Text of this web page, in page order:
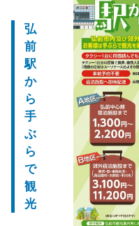
弘
前
駅
か
ら
手
ぶ
ら
で
観
光